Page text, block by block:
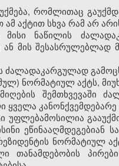
რომლითაც
ამ აქტით სხვა რამ არ
ნაწილის
ან მის
ძალადაკარგულად
ნორმატიულ აქტს,
შემთხვევაში
ყველა
უფლებამოსილია
თანამდებობის